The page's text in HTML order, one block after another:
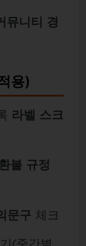
뮤니티 경
용)
라벨 스크
불 규정
문구 체크